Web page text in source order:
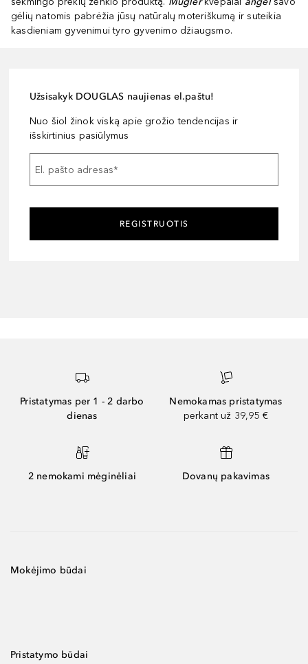
gėlių natomis pabrėžia jūsų natūralų moteriškumą ir suteikia
kasdieniam gyvenimui tyro gyvenimo džiaugsmo.
Užsisakyk DOUGLAS naujienas el.paštu!
Nuo šiol žinok viską apie grožio tendencijas ir
išskirtinius pasiūlymus
El. pašto adresas*
REGISTRUOTIS
Pristatymas per 1 - 2 darbo
dienas
Nemokamas pristatymas
perkant už 39,95 €
2 nemokami mėginėliai Dovanų pakavimas
Mokėjimo būdai
Pristatymo būdai